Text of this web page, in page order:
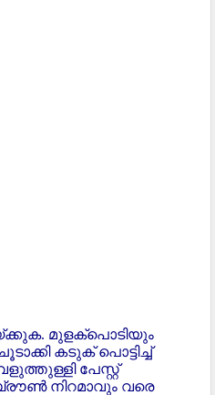
മുളക്‌പൊടിയും
കടുക് പൊട്ടിച്ച്
പേസ്റ്റ്
നിറമാവും വരെ